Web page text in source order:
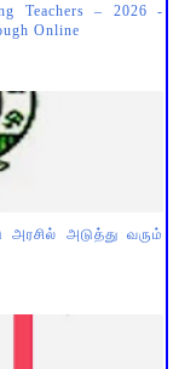
Teachers – 2026 -
Online
அரசில் அடுத்து வரும்